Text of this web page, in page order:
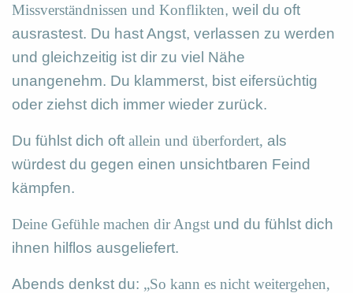
Missverständnissen und Konflikten, weil du oft
ausrastest. Du hast Angst, verlassen zu werden
und gleichzeitig ist dir zu viel Nähe
unangenehm. Du klammerst, bist eifersüchtig
oder ziehst dich immer wieder zurück.
Du fühlst dich oft allein und überfordert, als
würdest du gegen einen unsichtbaren Feind
kämpfen.
Deine Gefühle machen dir Angst und du fühlst dich
ihnen hilflos ausgeliefert.
Abends denkst du: „So kann es nicht weitergehen,